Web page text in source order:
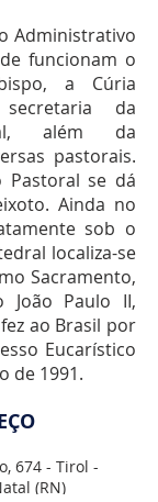
Administrativo
funcionam o
a Cúria
da
além da
pastorais.
Pastoral se dá
Ainda no
sob o
localiza-se
Sacramento,
João Paulo II,
ao Brasil por
Eucarístico
de 1991.
674 - Tirol -
(RN)